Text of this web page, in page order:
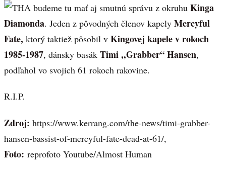
A budeme tu mať aj smutnú správu z okruhu Kinga
Diamonda. Jeden z pôvodných členov kapely Mercyful
Fate, ktorý taktiež pôsobil v Kingovej kapele v rokoch
1985-1987, dánsky basák Timi ,,Grabber“ Hansen,
podľahol vo svojich 61 rokoch rakovine.
R.I.P.
Zdroj: https://www.kerrang.com/the-news/timi-grabber-
hansen-bassist-of-mercyful-fate-dead-at-61/,
Foto: reprofoto Youtube/Almost Human